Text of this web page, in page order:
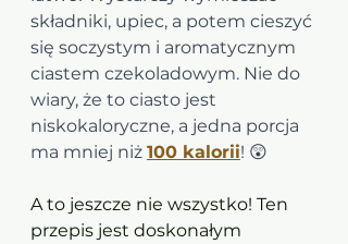
składniki, upiec, a potem cieszyć
się soczystym i aromatycznym
ciastem czekoladowym. Nie do
wiary, że to ciasto jest
niskokaloryczne, a jedna porcja
ma mniej niż 100 kalorii! 😲
A to jeszcze nie wszystko! Ten
przepis jest doskonałym